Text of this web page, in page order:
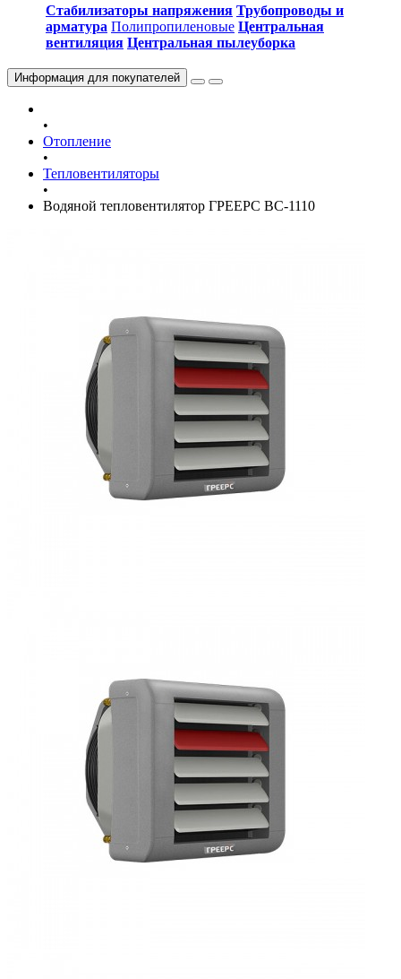
Стабилизаторы напряжения Трубопроводы и
арматура Полипропиленовые Центральная
вентиляция Центральная пылеуборка
Информация для покупателей
•
Отопление
•
Тепловентиляторы
•
Водяной тепловентилятор ГРЕЕРС ВС-1110